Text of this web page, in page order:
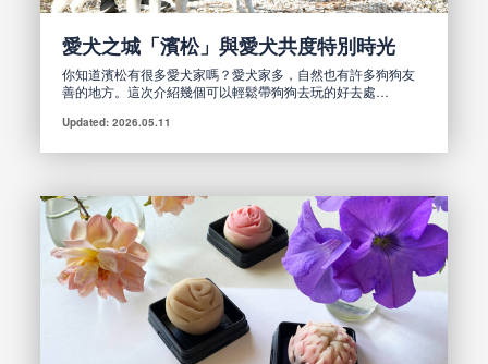
愛犬之城「濱松」與愛犬共度特別時光
你知道濱松有很多愛犬家嗎？愛犬家多，自然也有許多狗狗友
善的地方。這次介紹幾個可以輕鬆帶狗狗去玩的好去處…
Updated: 2026.05.11